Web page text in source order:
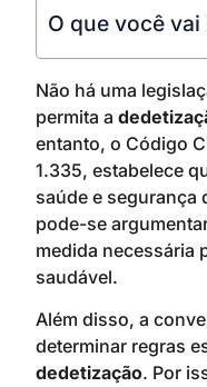
O que você vai
Não há uma
permita a
entanto, o Código
1.335, estabelece
saúde e segurança
pode-se
medida necessária
saudável.
Além disso, a
determinar regras
dedetização. Por